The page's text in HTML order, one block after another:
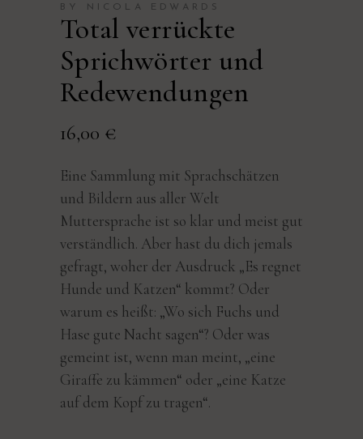
BY NICOLA EDWARDS
Total verrückte
Sprichwörter und
Redewendungen
16,00 €
Eine Sammlung mit Sprachschätzen
und Bildern aus aller Welt
Muttersprache ist so klar und meist gut
verständlich. Aber hast du dich jemals
gefragt, woher der Ausdruck „Es regnet
Hunde und Katzen“ kommt? Oder
warum es heißt: „Wo sich Fuchs und
Hase gute Nacht sagen“? Oder was
gemeint ist, wenn man meint, „eine
Giraffe zu kämmen“ oder „eine Katze
auf dem Kopf zu tragen“.